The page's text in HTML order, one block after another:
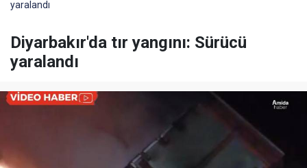
yaralandı
Diyarbakır'da tır yangını: Sürücü
yaralandı